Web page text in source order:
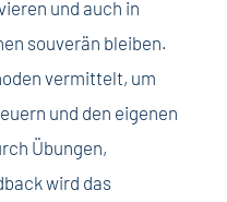
und auch in
souverän bleiben.
vermittelt, um
und den eigenen
Übungen,
wird das